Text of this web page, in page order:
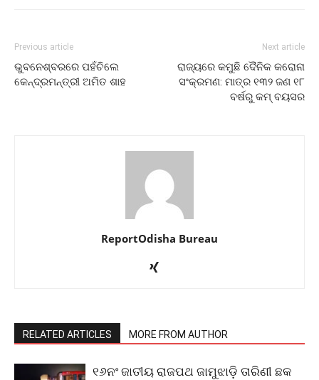
Previous article
ଭୁବନେଶ୍ବରରେ ପହଁଚିଲେ
କେନ୍ଦ୍ରମନ୍ତ୍ରୀ ଅମିତ ଶାହ
Next article
ରାଜ୍ୟରେ କମୁଛି ଦୈନିକ କରୋନା
ସଂକ୍ରମଣ: ମାତ୍ର ୧୩୨ ଜଣ ୧୮
ବର୍ଷରୁ କମ୍ ବୟସର
ReportOdisha Bureau
RELATED ARTICLES MORE FROM AUTHOR
୧୬ନଂ ଜାତୀୟ ରାଜପଥ ଜାମୁଝାଡ଼ି ତାରିଣୀ ଛକ